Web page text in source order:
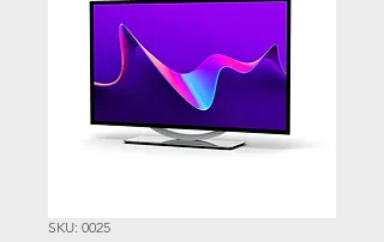
SKU: 0025